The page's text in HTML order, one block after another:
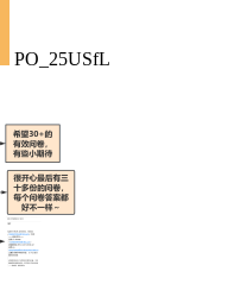
PO_25USfL